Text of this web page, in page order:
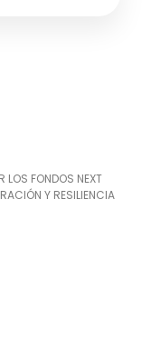
LOS FONDOS NEXT
Y RESILIENCIA